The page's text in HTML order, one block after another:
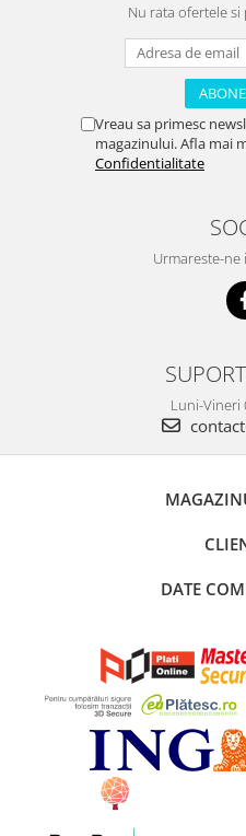
Nu rata ofertele
Vreau sa primesc
magazinului. Afla mai
Confidentialitate
Urmareste-ne
Luni-Vineri
DATE